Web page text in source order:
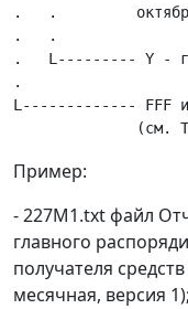
.   .
.   .
.   L--------- Y -
.
L------------- FFF
Пример:
- 227M1.txt файл
главного
получателя
месячная, версия 1);